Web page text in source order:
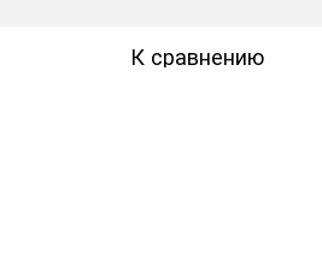
К сравнению